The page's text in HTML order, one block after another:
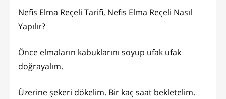
Nefis Elma Reçeli Tarifi, Nefis Elma Reçeli Nasıl
Yapılır?
Önce elmaların kabuklarını soyup ufak ufak
doğrayalım.
Üzerine şekeri dökelim. Bir kaç saat bekletelim.